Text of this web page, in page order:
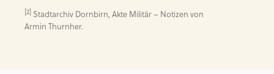
[2] Stadtarchiv Dornbirn, Akte Militär – Notizen von
Armin Thurnher.